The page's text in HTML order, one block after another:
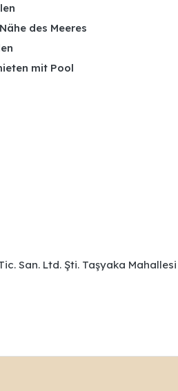
des Meeres
mit Pool
San. Ltd. Şti. Taşyaka